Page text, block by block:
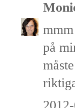
på